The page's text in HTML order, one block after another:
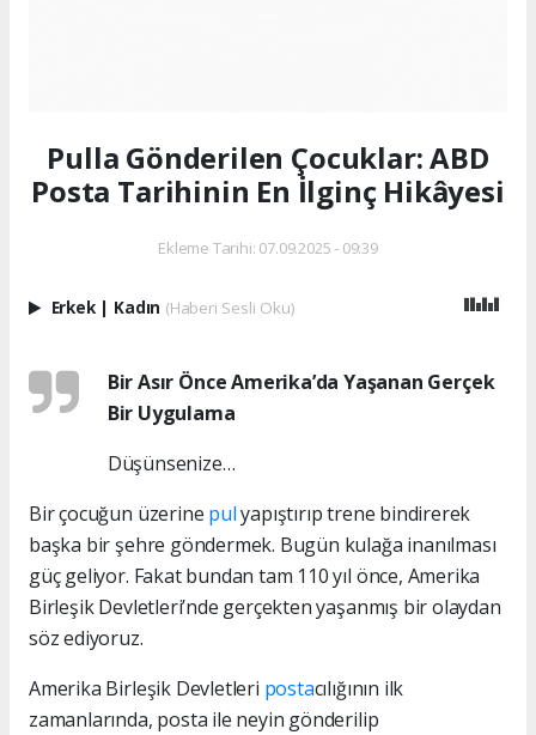
Pulla Gönderilen Çocuklar: ABD
Posta Tarihinin En İlginç Hikâyesi
Ekleme Tarihi: 07.09.2025 - 09:39
Erkek | Kadın (Haberi Sesli Oku)
Bir Asır Önce Amerika’da Yaşanan Gerçek
Bir Uygulama
Düşünsenize…
Bir çocuğun üzerine pulyapıştırıp trene bindirerek
başka bir şehre göndermek. Bugün kulağa inanılması
güç geliyor. Fakat bundan tam 110 yıl önce, Amerika
Birleşik Devletleri’nde gerçekten yaşanmış bir olaydan
söz ediyoruz.
Amerika Birleşik Devletleri postacılığının ilk
zamanlarında, posta ile neyin gönderilip